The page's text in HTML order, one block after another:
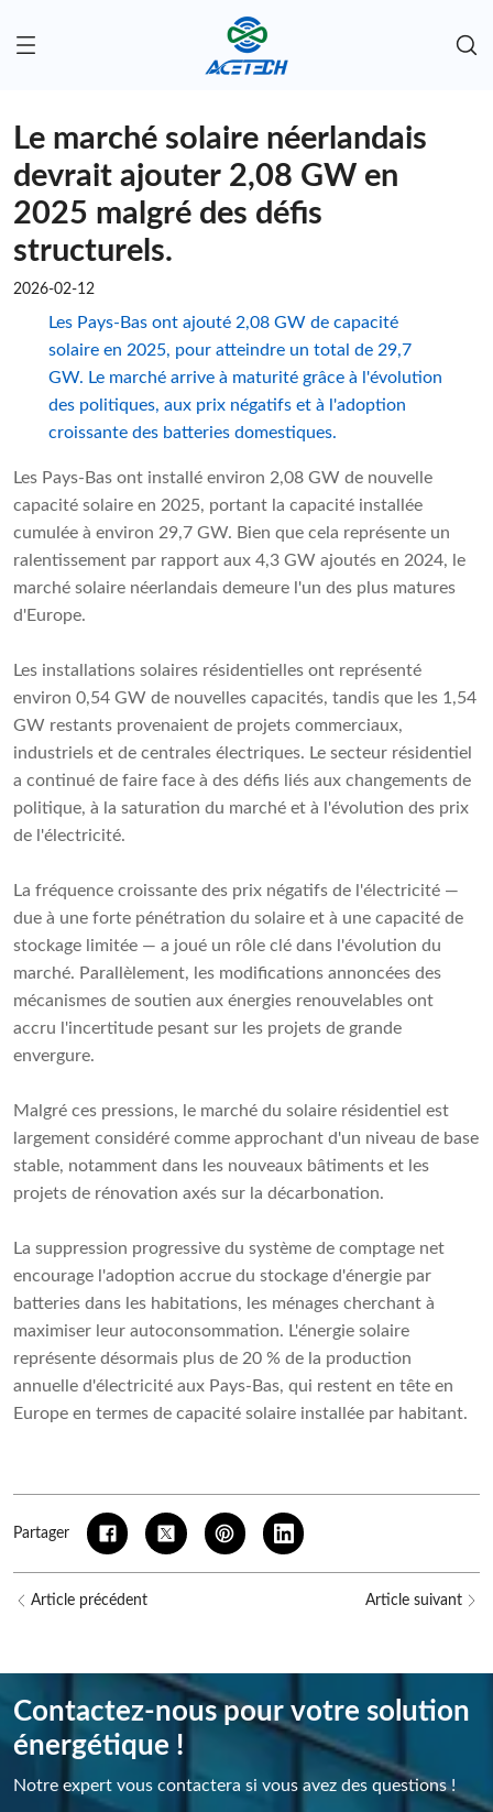
Le marché solaire néerlandais
devrait ajouter 2,08 GW en
2025 malgré des défis
structurels.
2026-02-12
Les Pays-Bas ont ajouté 2,08 GW de capacité
solaire en 2025, pour atteindre un total de 29,7
GW. Le marché arrive à maturité grâce à l'évolution
des politiques, aux prix négatifs et à l'adoption
croissante des batteries domestiques.
Les Pays-Bas ont installé environ 2,08 GW de nouvelle
capacité solaire en 2025, portant la capacité installée
cumulée à environ 29,7 GW. Bien que cela représente un
ralentissement par rapport aux 4,3 GW ajoutés en 2024, le
marché solaire néerlandais demeure l'un des plus matures
d'Europe.
Les installations solaires résidentielles ont représenté
environ 0,54 GW de nouvelles capacités, tandis que les 1,54
GW restants provenaient de projets commerciaux,
industriels et de centrales électriques. Le secteur résidentiel
a continué de faire face à des défis liés aux changements de
politique, à la saturation du marché et à l'évolution des prix
de l'électricité.
La fréquence croissante des prix négatifs de l'électricité —
due à une forte pénétration du solaire et à une capacité de
stockage limitée — a joué un rôle clé dans l'évolution du
marché. Parallèlement, les modifications annoncées des
mécanismes de soutien aux énergies renouvelables ont
accru l'incertitude pesant sur les projets de grande
envergure.
Malgré ces pressions, le marché du solaire résidentiel est
largement considéré comme approchant d'un niveau de base
stable, notamment dans les nouveaux bâtiments et les
projets de rénovation axés sur la décarbonation.
La suppression progressive du système de comptage net
encourage l'adoption accrue du stockage d'énergie par
batteries dans les habitations, les ménages cherchant à
maximiser leur autoconsommation. L'énergie solaire
représente désormais plus de 20 % de la production
annuelle d'électricité aux Pays-Bas, qui restent en tête en
Europe en termes de capacité solaire installée par habitant.
Partager
Article précédent Article suivant
Contactez-nous pour votre solution
énergétique !
Notre expert vous contactera si vous avez des questions !